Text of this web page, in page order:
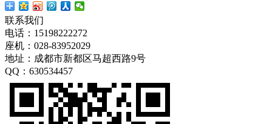
联系我们
电话：15198222272
座机：028-83952029
地址：成都市新都区马超西路9号
QQ：630534457